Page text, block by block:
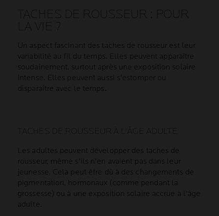
TACHES DE ROUSSEUR : POUR
LA VIE ?
Un aspect fascinant des taches de rousseur est leur
variabilité au fil du temps. Elles peuvent apparaître
soudainement, surtout après une exposition solaire
intense. Elles peuvent aussi s'estomper ou
disparaître avec le temps.
Les adultes peuvent développer des taches de
rousseur, même s'ils n'en avaient pas dans leur
jeunesse. Cela peut être dû à des changements de
pigmentation, hormonaux (comme pendant la
grossesse) ou à une exposition solaire accrue à l'âge
adulte.